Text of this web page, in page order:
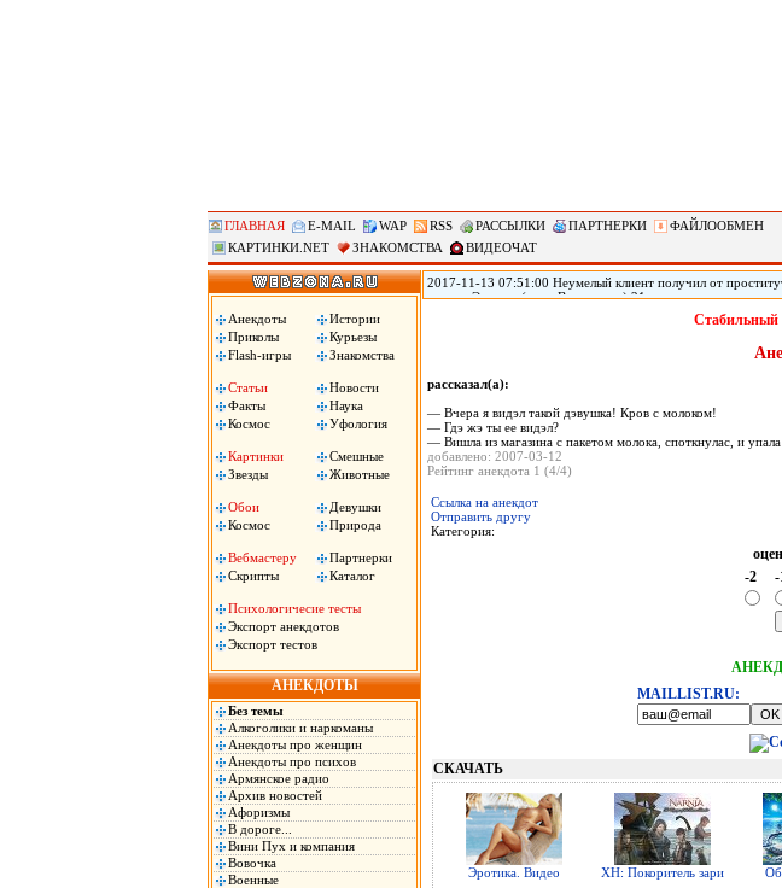
ГЛАВНАЯ E-MAIL WAP RSS РАССЫЛКИ ПАРТНЕРКИ
ФАЙЛООБМЕН
КАРТИНКИ.NET
ЗНАКОМСТВА ВИДЕОЧАТ
Анекдоты
Истории
Приколы
Курьезы
Flash-игры
Знакомства
Статьи
Новости
Факты
Наука
Космос
Уфология
Картинки
Смешные
Звезды
Животные
Обои
Девушки
Космос
Природа
Вебмастеру
Партнерки
Скрипты
Каталог
Психологичесие тесты
Экспорт анекдотов
Экспорт тестов
АНЕКДОТЫ
Без темы
Алкоголики и наркоманы
Анекдоты про женщин
Анекдоты про психов
Армянское радио
Архив новостей
Афоризмы
В дороге...
Вини Пух и компания
Вовочка
Военные
2017-11-13 07:51:00 Неумелый клиент получил от
городе Эверетт (штат Вашингтон) 21-летняя проститутка
голову из-за того, что ей не понравился оральный секс с
Пули застряли у него в голове, он не может говорить.
Стабильный
рассказал(а):
— Вчера я видэл такой дэвушка! Кров с молоком!
— Гдэ жэ ты ее видэл?
— Вишла из магазина с пакетом молока, споткнулас, и
добавлено: 2007-03-12
Рейтинг анекдота 1 (4/4)
Ссылка на анекдот
Отправить другу
Категория:
-2
-
MAILLIST.RU:
СКАЧАТЬ
Эротика. Видео ХН: Покоритель зари